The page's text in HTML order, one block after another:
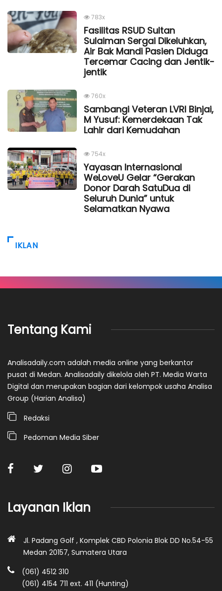
783x
Fasilitas RSUD Sultan
Sulaiman Sergai Dikeluhkan,
Air Bak Mandi Pasien Diduga
Tercemar Cacing dan Jentik-
jentik
760x
Sambangi Veteran LVRI Binjai,
M Yusuf: Kemerdekaan Tak
Lahir dari Kemudahan
754x
Yayasan Internasional
WeLoveU Gelar “Gerakan
Donor Darah SatuDua di
Seluruh Dunia” untuk
Selamatkan Nyawa
IKLAN
Tentang Kami
Analisadaily.com adalah media online yang berkantor
pusat di Medan. Analisadaily dikelola oleh PT. Media Warta
Digital dan merupakan bagian dari kelompok usaha Analisa
Group (Harian Analisa)
Redaksi
Pedoman Media Siber
Layanan Iklan
Jl. Padang Golf , Komplek CBD Polonia Blok DD No.54-55
Medan 20157, Sumatera Utara
(061) 4512 310
(061) 4154 711 ext. 411 (Hunting)